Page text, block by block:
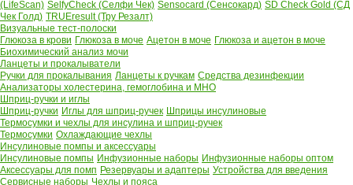
(LifeScan) SelfyCheck (Селфи Чек) Sensocard (Сенсокард) SD Check Gold (СД
Чек Голд) TRUEresult (Тру Резалт)
Визуальные тест-полоски
Глюкоза в крови Глюкоза в моче Ацетон в моче Глюкоза и ацетон в моче
Биохимический анализ мочи
Ланцеты и прокалыватели
Ручки для прокалывания Ланцеты к ручкам Средства дезинфекции
Анализаторы холестерина, гемоглобина и МНО
Шприц-ручки и иглы
Шприц-ручки Иглы для шприц-ручек Шприцы инсулиновые
Термосумки и чехлы для инсулина и шприц-ручек
Термосумки Охлаждающие чехлы
Инсулиновые помпы и аксессуары
Инсулиновые помпы Инфузионные наборы Инфузионные наборы оптом
Аксессуары для помп Резервуары и адаптеры Устройства для введения
Сервисные наборы Чехлы и пояса